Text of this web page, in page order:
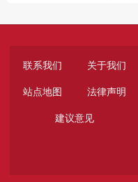
联系我们 关于我们
站点地图 法律声明
建议意见